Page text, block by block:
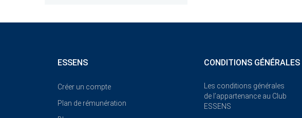
ESSENS
Créer un compte
Plan de rémunération
CONDITIONS GÉNÉRALES
Les conditions générales
de l’appartenance au Club
ESSENS